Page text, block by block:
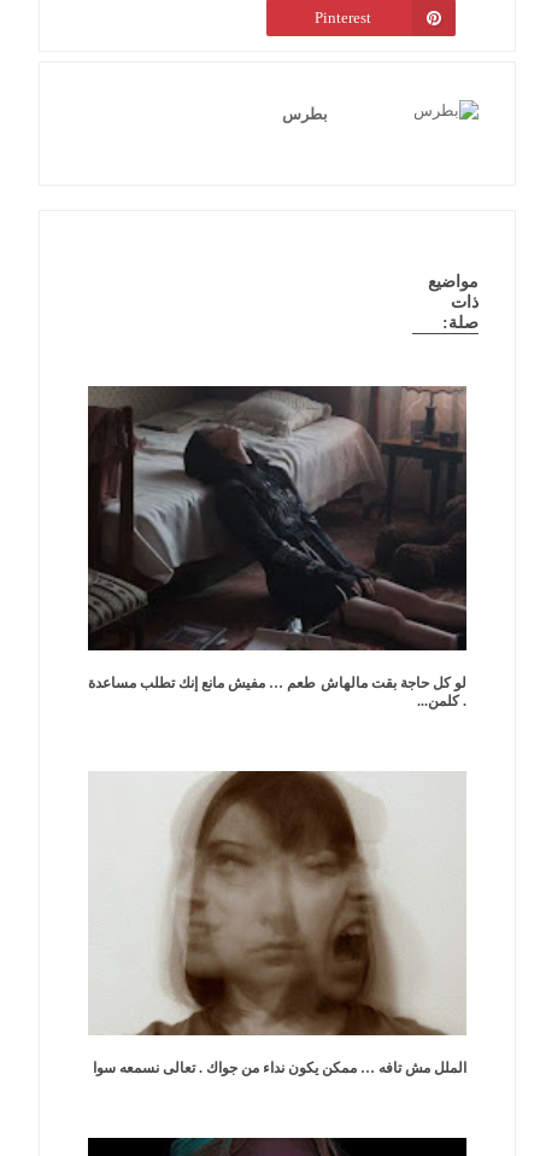
Pinterest
بطرس
مواضيع
ذات
صلة:
لو كل حاجة بقت مالهاش طعم … مفيش مانع إنك تطلب مساعدة
. كلمن...
الملل مش تافه … ممكن يكون نداء من جواك . تعالى نسمعه سوا